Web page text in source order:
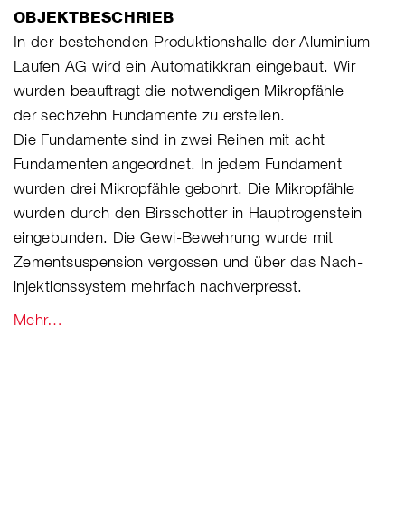
OBJEKTBESCHRIEB
In der bestehenden Produktionshalle der Aluminium
Laufen AG wird ein Automatikkran eingebaut. Wir
wurden beauftragt die notwendigen Mikropfähle
der sechzehn Fundamente zu erstellen.
Die Fundamente sind in zwei Reihen mit acht
Fundamenten angeordnet. In jedem Fundament
wurden drei Mikropfähle gebohrt. Die Mikropfähle
wurden durch den Birsschotter in Hauptrogenstein
eingebunden. Die Gewi-Bewehrung wurde mit
Zementsuspension vergossen und über das Nach-
injektionssystem mehrfach nachverpresst.
Mehr…